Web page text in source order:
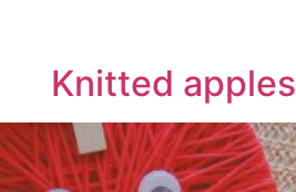
Knitted apples